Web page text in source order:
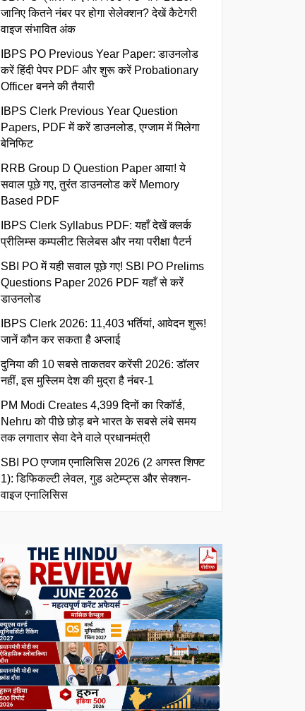
जानिए कितने नंबर पर होगा सेलेक्शन? देखें कैटेगरी
वाइज संभावित अंक
IBPS PO Previous Year Paper: डाउनलोड
करें हिंदी पेपर PDF और शुरू करें Probationary
Officer बनने की तैयारी
IBPS Clerk Previous Year Question
Papers, PDF में करें डाउनलोड, एग्जाम में मिलेगा
बेनिफिट
RRB Group D Question Paper आया! ये
सवाल पूछे गए, तुरंत डाउनलोड करें Memory
Based PDF
IBPS Clerk Syllabus PDF: यहाँ देखें क्लर्क
प्रीलिम्स कम्पलीट सिलेबस और नया परीक्षा पैटर्न
SBI PO में यही सवाल पूछे गए! SBI PO Prelims
Questions Paper 2026 PDF यहाँ से करें
डाउनलोड
IBPS Clerk 2026: 11,403 भर्तियां, आवेदन शुरू!
जानें कौन कर सकता है अप्लाई
दुनिया की 10 सबसे ताकतवर करेंसी 2026: डॉलर
नहीं, इस मुस्लिम देश की मुद्रा है नंबर-1
PM Modi Creates 4,399 दिनों का रिकॉर्ड,
Nehru को पीछे छोड़ बने भारत के सबसे लंबे समय
तक लगातार सेवा देने वाले प्रधानमंत्री
SBI PO एग्जाम एनालिसिस 2026 (2 अगस्त शिफ्ट
1): डिफिकल्टी लेवल, गुड अटेम्प्ट्स और सेक्शन-
वाइज एनालिसिस